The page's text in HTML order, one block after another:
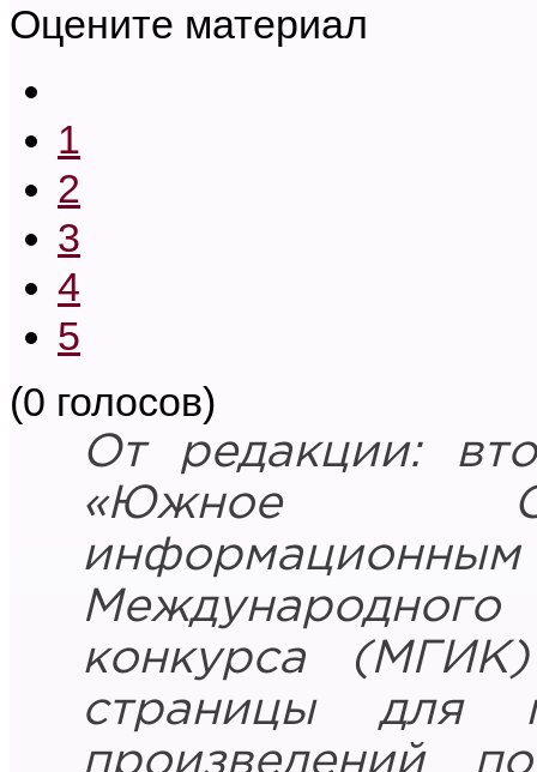
Оцените материал
1
2
3
4
5
(0 голосов)
От редакции:
«Южное
конкурса
страницы для
произведений